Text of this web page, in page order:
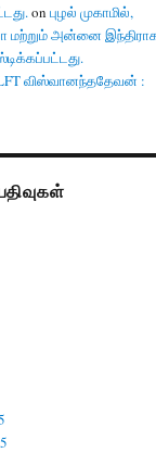
onபுழல் முகாமில்,
மற்றும் அன்னை
விஸ்வானந்ததேவன் :